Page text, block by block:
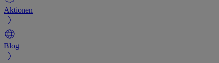
Aktionen
Blog